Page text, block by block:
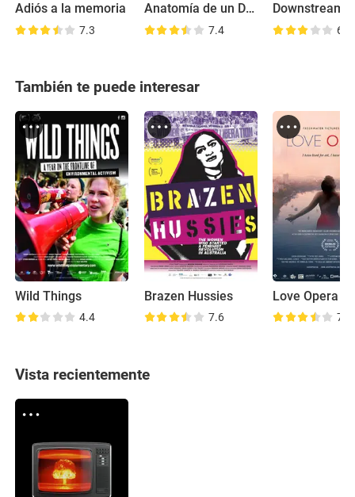
Adiós a la memoria
7.3
Anatomía de un Dandy
7.4 6.8
También te puede interesar
Wild Things
4.4
Brazen Hussies
7.6
Love Opera
7.8
Vista recientemente